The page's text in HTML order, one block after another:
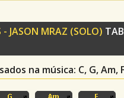
- JASON MRAZ (SOLO)
na música: C, G, Am,